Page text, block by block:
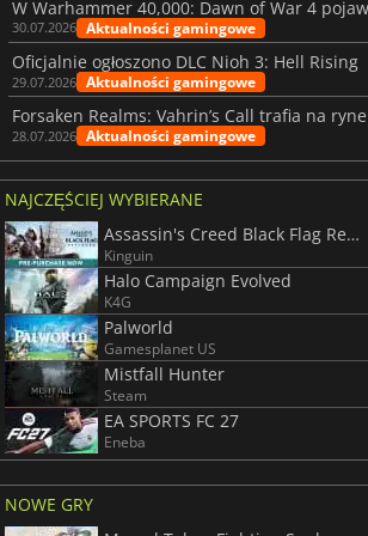
30.07.2026 Aktualności gamingowe
Oficjalnie ogłoszono DLC Nioh 3: Hell Rising
29.07.2026 Aktualności gamingowe
28.07.2026 Aktualności gamingowe
NAJCZĘŚCIEJ WYBIERANE
Assassin's Creed Black Flag Resynced
Kinguin
Halo Campaign Evolved
K4G
Palworld
Gamesplanet US
Mistfall Hunter
Steam
EA SPORTS FC 27
Eneba
NOWE GRY